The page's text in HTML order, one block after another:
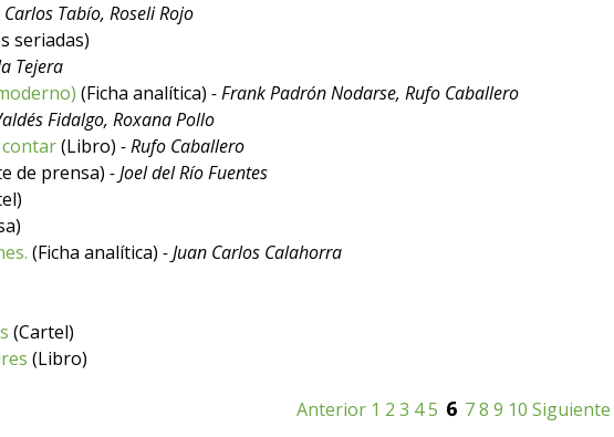
Carlos Tabío, Roseli Rojo
seriadas)
Tejera
(Ficha analítica) - Frank Padrón Nodarse, Rufo Caballero
Fidalgo, Roxana Pollo
contar(Libro) - Rufo Caballero
de prensa) - Joel del Río Fuentes
(Ficha analítica) - Juan Carlos Calahorra
(Cartel)
(Libro)
Anterior 1 2 3 45 6 78 9 10 Siguiente